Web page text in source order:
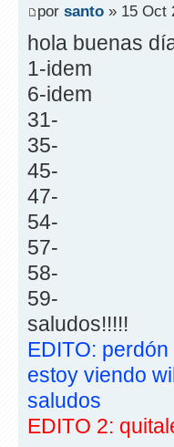
por santo » 15 Oct
hola buenas
1-idem
6-idem
31-
35-
45-
47-
54-
57-
58-
59-
saludos!!!!!
EDITO:
estoy viendo
saludos
EDITO 2: